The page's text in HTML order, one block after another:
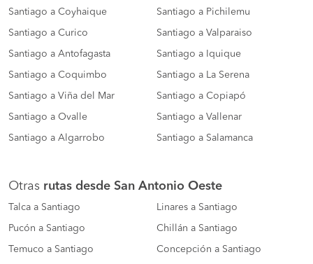
Santiago a Coyhaique Santiago a Pichilemu
Santiago a Curico Santiago a Valparaiso
Santiago a Antofagasta Santiago a Iquique
Santiago a Coquimbo Santiago a La Serena
Santiago a Viña del Mar Santiago a Copiapó
Santiago a Ovalle Santiago a Vallenar
Santiago a Algarrobo Santiago a Salamanca
Otras rutas desde San Antonio Oeste
Talca a Santiago Linares a Santiago
Pucón a Santiago Chillán a Santiago
Temuco a Santiago Concepción a Santiago